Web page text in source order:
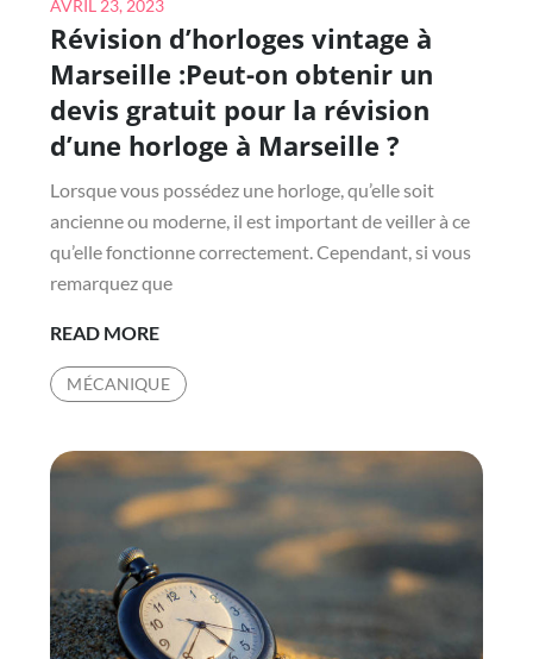
on
AVRIL 23, 2023
Révision d’horloges vintage à
Marseille :Peut-on obtenir un
devis gratuit pour la révision
d’une horloge à Marseille ?
Lorsque vous possédez une horloge, qu’elle soit
ancienne ou moderne, il est important de veiller à ce
qu’elle fonctionne correctement. Cependant, si vous
remarquez que
READ MORERÉVISION
D’HORLOGES
VINTAGE
MARSEILLE
:PEUT-
ON
UN
DEVIS
GRATUIT
MÉCANIQUE